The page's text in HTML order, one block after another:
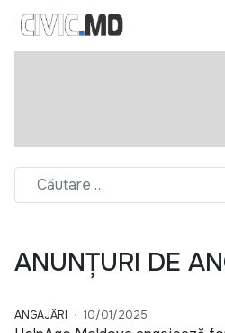
ANUNȚURI DE
ANGAJĂRI 10/01/2025